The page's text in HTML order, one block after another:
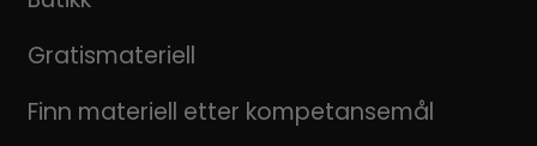
Gratismateriell
Finn materiell etter kompetansemål